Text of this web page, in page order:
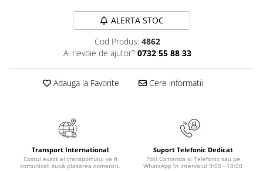
Medicina & Farmacie
Starea de bine
Terapii Alternative
AudioBook
ALERTA STOC
Cod Produs: 4862
Ai nevoie de ajutor? 0732 55 88 33
Adauga la Favorite Cere informatii
Transport International
Costul exact al transportului va fi
comunicat după plasarea comenzii.
Suport Telefonic Dedicat
Poți Comanda și Telefonic sau pe
WhatsApp în Intervalul 9:00 - 18:00